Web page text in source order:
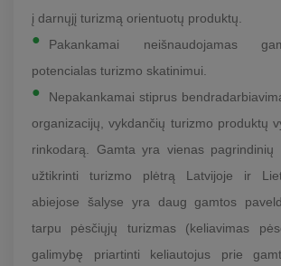
į darnųjį turizmą orientuotų produktų.
Pakankamai neišnaudojamas
potencialas turizmo skatinimui.
Nepakankamai stiprus
organizacijų, vykdančių turizmo produktų
rinkodarą. Gamta yra vienas pagrindinių
užtikrinti turizmo plėtrą Latvijoje ir
abiejose šalyse yra daug gamtos
tarpu pėsčiųjų turizmas (keliavimas
galimybę priartinti keliautojus prie